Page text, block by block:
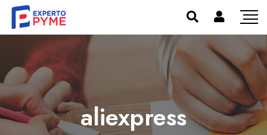
aliexpress